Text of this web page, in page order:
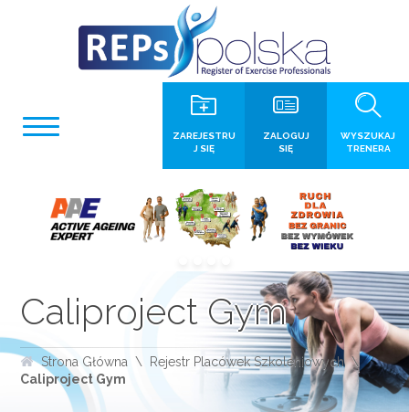
WYSZUKAJ
TRENERA
ZALOGUJ
SIĘ
ZAREJESTRU
J SIĘ
Caliproject Gym
Strona Główna
Rejestr Placówek Szkoleniowych
Caliproject Gym